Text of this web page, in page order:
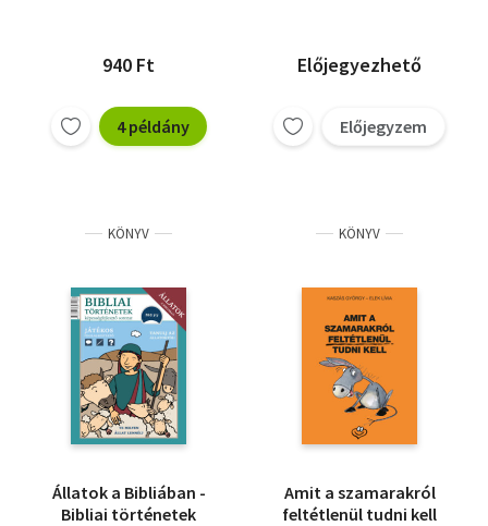
940 Ft
4 példány
Előjegyezhető
Előjegyzem
KÖNYV
Állatok a Bibliában -
Bibliai történetek
KÖNYV
Amit a szamarakról
feltétlenül tudni kell